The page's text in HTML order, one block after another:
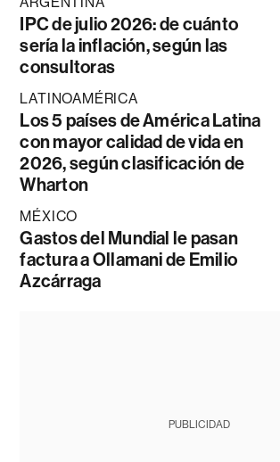
IPC de julio 2026: de cuánto
sería la inflación, según las
consultoras
LATINOAMÉRICA
Los 5 países de América Latina
con mayor calidad de vida en
2026, según clasificación de
Wharton
MÉXICO
Gastos del Mundial le pasan
factura a Ollamani de Emilio
Azcárraga
PUBLICIDAD